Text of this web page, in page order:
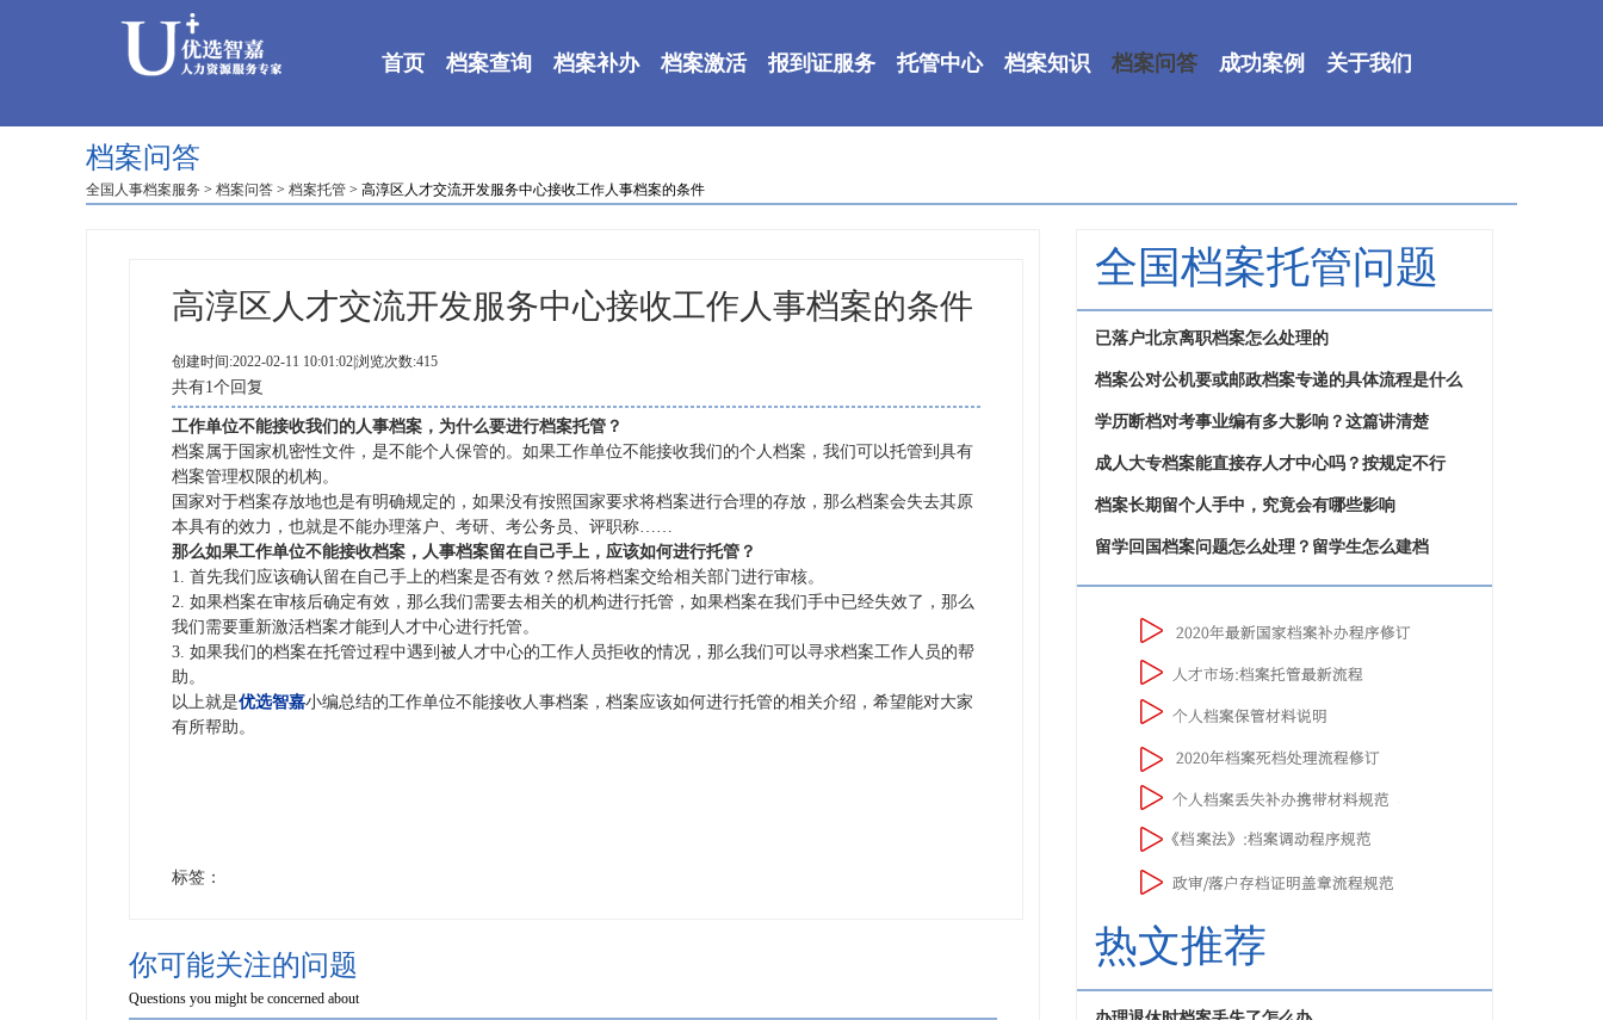
首页 档案查询 档案补办 档案激活 报到证服务 托管中心 档案知识 档案问答 成功案例 关于我们
档案问答
全国人事档案服务 > 档案问答 > 档案托管 > 高淳区人才交流开发服务中心接收工作人事档案的条件
高淳区人才交流开发服务中心接收工作人事档案的条件
创建时间:2022-02-11 10:01:02|浏览次数:415
共有1个回复
工作单位不能接收我们的人事档案，为什么要进行档案托管？
档案属于国家机密性文件，是不能个人保管的。如果工作单位不能接收我们的个人档案，我们可以托管到具有
档案管理权限的机构。
国家对于档案存放地也是有明确规定的，如果没有按照国家要求将档案进行合理的存放，那么档案会失去其原
本具有的效力，也就是不能办理落户、考研、考公务员、评职称……
那么如果工作单位不能接收档案，人事档案留在自己手上，应该如何进行托管？
1. 首先我们应该确认留在自己手上的档案是否有效？然后将档案交给相关部门进行审核。
2. 如果档案在审核后确定有效，那么我们需要去相关的机构进行托管，如果档案在我们手中已经失效了，那么
我们需要重新激活档案才能到人才中心进行托管。
3. 如果我们的档案在托管过程中遇到被人才中心的工作人员拒收的情况，那么我们可以寻求档案工作人员的帮
助。
以上就是优选智嘉小编总结的工作单位不能接收人事档案，档案应该如何进行托管的相关介绍，希望能对大家
有所帮助。
标签：
你可能关注的问题
Questions you might be concerned about
全国档案托管问题
已落户北京离职档案怎么处理的
档案公对公机要或邮政档案专递的具体流程是什么
学历断档对考事业编有多大影响？这篇讲清楚
成人大专档案能直接存人才中心吗？按规定不行
档案长期留个人手中，究竟会有哪些影响
留学回国档案问题怎么处理？留学生怎么建档
热文推荐